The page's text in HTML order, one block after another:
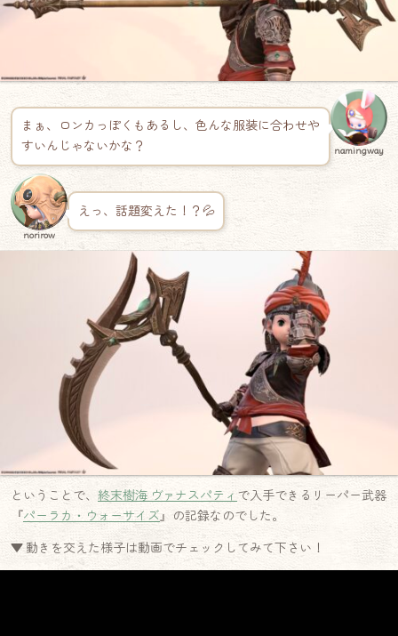
まぁ、ロンカっぽくもあるし、色んな服装に合わせや
すいんじゃないかな？
namingway
norirow
えっ、話題変えた！？💦
ということで、 終末樹海 ヴァナスパティ で入手できるリーパー武器
『パーラカ・ウォーサイズ』の記録なのでした。
▼ 動きを交えた様子は動画でチェックしてみて下さい！